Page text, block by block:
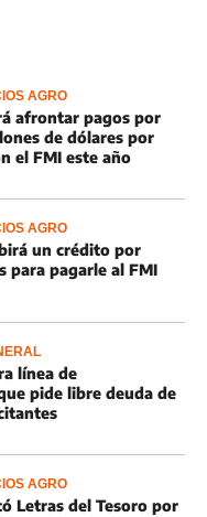
AGRO
afrontar pagos por
de dólares por
el FMI este año
AGRO
un crédito por
para pagarle al FMI
línea de
pide libre deuda de
AGRO
Letras del Tesoro por